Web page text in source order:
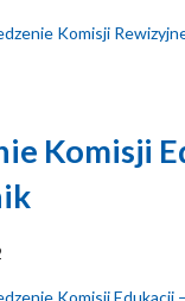
Komisji
Komisji
Komisji Edukacji